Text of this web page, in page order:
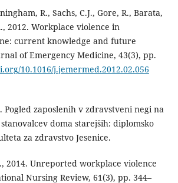
R., Sachs, C.J., Gore, R., Barata,
2012. Workplace violence in
current knowledge and future
of Emergency Medicine, 43(3), pp.
10.1016/j.jemermed.2012.02.056
Pogled zaposlenih v zdravstveni negi na
doma starejših: diplomsko
za zdravstvo Jesenice.
2014. Unreported workplace violence
Nursing Review, 61(3), pp. 344–